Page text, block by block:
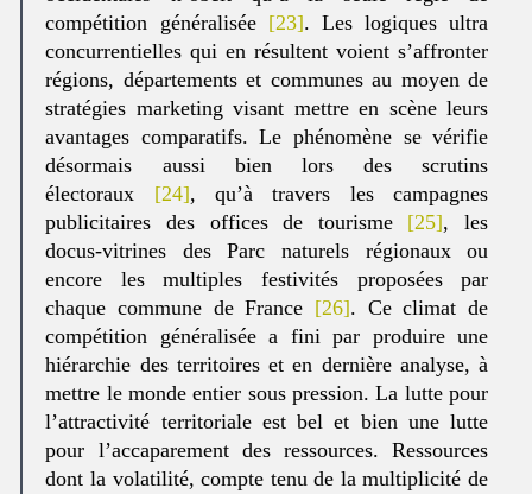
compétition généralisée [23]. Les logiques ultra
concurrentielles qui en résultent voient s’affronter
régions, départements et communes au moyen de
stratégies marketing visant mettre en scène leurs
avantages comparatifs. Le phénomène se vérifie
désormais aussi bien lors des scrutins
électoraux [24], qu’à travers les campagnes
publicitaires des offices de tourisme [25], les
docus-vitrines des Parc naturels régionaux ou
encore les multiples festivités proposées par
chaque commune de France [26]. Ce climat de
compétition généralisée a fini par produire une
hiérarchie des territoires et en dernière analyse, à
mettre le monde entier sous pression. La lutte pour
l’attractivité territoriale est bel et bien une lutte
pour l’accaparement des ressources. Ressources
dont la volatilité, compte tenu de la multiplicité de